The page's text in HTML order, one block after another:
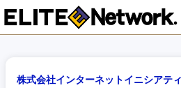
株式会社インターネットイニシアテ